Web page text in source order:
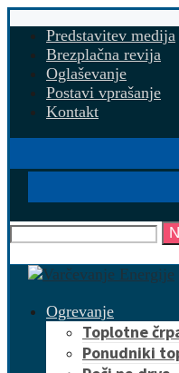
Predstavitev medija
Brezplačna revija
Oglaševanje
Postavi vprašanje
Kontakt
Ogrevanje
Toplotne
Ponudniki